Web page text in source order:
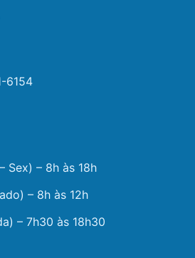
6154
Sex) – 8h às 18h
– 8h às 12h
– 7h30 às 18h30